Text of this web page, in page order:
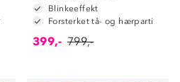
Blinkeeffekt
Forsterket tå- og hærparti
399,- 799,-